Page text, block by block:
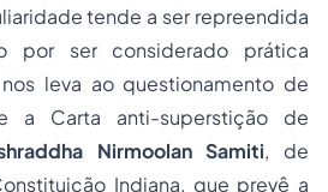
tende a ser repreendida
por ser considerado prática
leva ao questionamento de
a Carta anti-superstição de
Nirmoolan Samiti, de
Indiana, que prevê a